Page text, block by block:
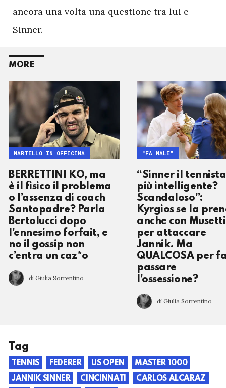
ancora una volta una questione tra lui e
Sinner.
MORE
BERRETTINI KO, ma
è il fisico il problema
o l’assenza di coach
Santopadre? Parla
Bertolucci dopo
l’ennesimo forfait, e
no il gossip non
c’entra un caz*o
di Giulia Sorrentino
MARTELLO IN OFFICINA
“Sinner il tennista
più intelligente?
Scandaloso”:
Kyrgios se la
anche con Musetti
per attaccare
Jannik. Ma
QUALCOSA per
passare
l’ossessione?
di Giulia Sorrentino
"FA MALE"
Tag
TENNIS FEDERER US OPEN
MASTER 1000
JANNIK SINNER
CINCINNATI
CARLOS ALCARAZ